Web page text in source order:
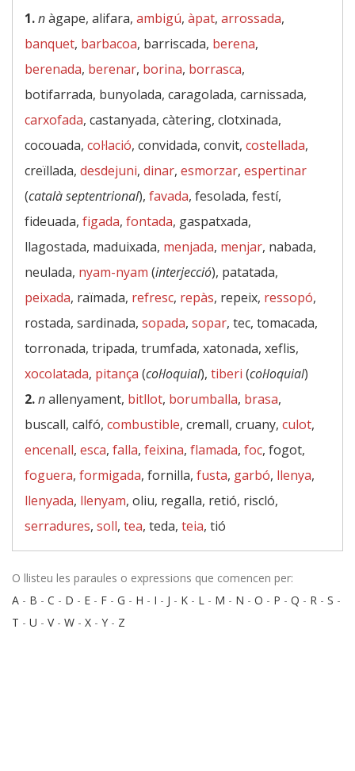
1.nàgape, alifara, ambigú, àpat, arrossada,
banquet, barbacoa, barriscada, berena,
berenada, berenar, borina, borrasca,
botifarrada, bunyolada, caragolada, carnissada,
carxofada, castanyada, càtering, clotxinada,
cocouada, col·lació, convidada, convit, costellada,
creïllada, desdejuni, dinar, esmorzar, espertinar
(català septentrional), favada, fesolada, festí,
fideuada, figada, fontada, gaspatxada,
llagostada, maduixada, menjada, menjar, nabada,
neulada, nyam-nyam (interjecció), patatada,
peixada, raïmada, refresc, repàs, repeix, ressopó,
rostada, sardinada, sopada, sopar, tec, tomacada,
torronada, tripada, trumfada, xatonada, xeflis,
xocolatada, pitança (col·loquial), tiberi (col·loquial)
2.nallenyament, bitllot, borumballa, brasa,
buscall, calfó, combustible, cremall, cruany, culot,
encenall, esca, falla, feixina, flamada, foc, fogot,
foguera, formigada, fornilla, fusta, garbó, llenya,
llenyada, llenyam, oliu, regalla, retió, riscló,
serradures, soll, tea, teda, teia, tió
O llisteu les paraules o expressions que comencen per:
A - B - C - D - E - F - G - H - I - J - K - L - M - N - O - P - Q - R - S -
T - U - V- W - X - Y - Z